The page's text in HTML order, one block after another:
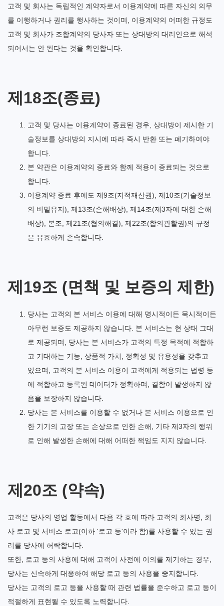
고객 및 회사는 독립적인 계약자로서 이용계약에 따른 자신의 의무
를 이행하거나 권리를 행사하는 것이며, 이용계약의 어떠한 규정도
고객 및 회사가 조합계약의 당사자 또는 상대방의 대리인으로 해석
되어서는 안 된다는 것을 확인합니다.
제18조(종료)
고객 및 당사는 이용계약이 종료된 경우, 상대방이 제시한 기
술정보를 상대방의 지시에 따라 즉시 반환 또는 폐기하여야
합니다.
본 약관은 이용계약의 종료와 함께 적용이 종료되는 것으로
합니다.
이용계약 종료 후에도 제9조(지적재산권), 제10조(기술정보
의 비밀유지), 제13조(손해배상), 제14조(제3자에 대한 손해
배상), 본조, 제21조(협의해결), 제22조(합의관할권)의 규정
은 유효하게 존속합니다.
제19조 (면책 및 보증의 제한)
당사는 고객의 본 서비스 이용에 대해 명시적이든 묵시적이든
아무런 보증도 제공하지 않습니다. 본 서비스는 현 상태 그대
로 제공되며, 당사는 본 서비스가 고객의 특정 목적에 적합하
고 기대하는 기능, 상품적 가치, 정확성 및 유용성을 갖추고
있으며, 고객의 본 서비스 이용이 고객에게 적용되는 법령 등
에 적합하고 등록된 데이터가 정확하며, 결함이 발생하지 않
음을 보장하지 않습니다.
당사는 본 서비스를 이용할 수 없거나 본 서비스 이용으로 인
한 기기의 고장 또는 손상으로 인한 손해, 기타 제3자의 행위
로 인해 발생한 손해에 대해 어떠한 책임도 지지 않습니다.
제20조 (약속)
고객은 당사의 영업 활동에서 다음 각 호에 따라 고객의 회사명, 회
사 로고 및 서비스 로고(이하 '로고 등'이라 함)를 사용할 수 있는 권
리를 당사에 허락합니다.
또한, 로고 등의 사용에 대해 고객이 사전에 이의를 제기하는 경우,
당사는 신속하게 대응하여 해당 로고 등의 사용을 중지합니다.
당사는 고객의 로고 등을 사용할 때 관련 법률을 준수하고 로고 등이
적절하게 표현될 수 있도록 노력합니다.